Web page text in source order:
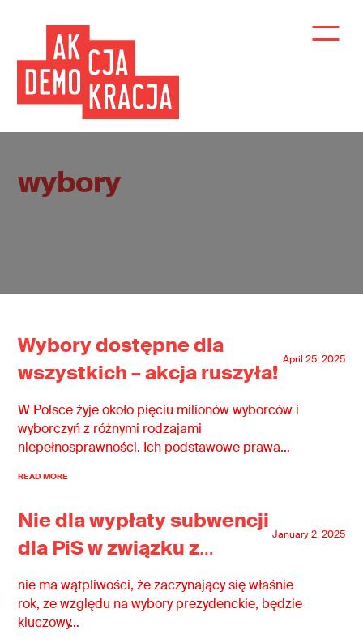
wybory
April 25, 2025
Wybory dostępne dla
wszystkich – akcja ruszyła!
W Polsce żyje około pięciu milionów wyborców i
wyborczyń z różnymi rodzajami
niepełnosprawności. Ich podstawowe prawa
READ MORE
January 2, 2025
Nie dla wypłaty subwencji
dla PiS w związku z
naruszeniami prawa
wyborczego!
nie ma wątpliwości, że zaczynający się właśnie
rok, ze względu na wybory prezydenckie, będzie
kluczowy…